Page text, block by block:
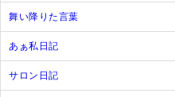
舞い降りた言葉
あぁ私日記
サロン日記